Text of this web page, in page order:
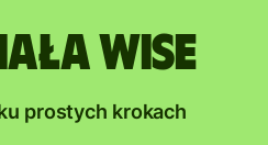
Wise
prostych krokach